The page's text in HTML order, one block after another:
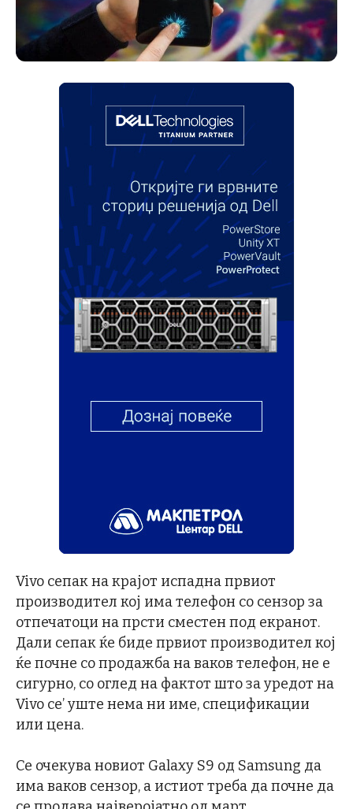
Vivo сепак на крајот испадна првиот
производител кој има телефон со сензор за
отпечатоци на прсти сместен под екранот.
Дали сепак ќе биде првиот производител кој
ќе почне со продажба на ваков телефон, не е
сигурно, со оглед на фактот што за уредот на
Vivo се’ уште нема ни име, спецификации
или цена.
Се очекува новиот Galaxy S9 од Samsung да
има ваков сензор, а истиот треба да почне да